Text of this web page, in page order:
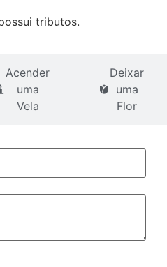
tributos.
Acender
uma
Vela
Deixar
uma
Flor